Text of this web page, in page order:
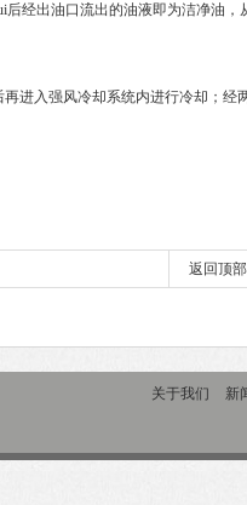
经出油口流出的油液即为洁净油，
入强风冷却系统内进行冷却；经
返回顶部
关于我们 新